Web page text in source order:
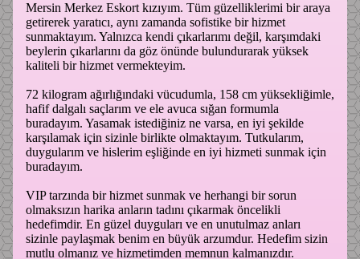
Mersin Merkez Eskort kızıyım. Tüm güzelliklerimi bir araya
getirerek yaratıcı, aynı zamanda sofistike bir hizmet
sunmaktayım. Yalnızca kendi çıkarlarımı değil, karşımdaki
beylerin çıkarlarını da göz önünde bulundurarak yüksek
kaliteli bir hizmet vermekteyim.
72 kilogram ağırlığındaki vücudumla, 158 cm yüksekliğimle,
hafif dalgalı saçlarım ve ele avuca sığan formumla
buradayım. Yasamak istediğiniz ne varsa, en iyi şekilde
karşılamak için sizinle birlikte olmaktayım. Tutkularım,
duygularım ve hislerim eşliğinde en iyi hizmeti sunmak için
buradayım.
VIP tarzında bir hizmet sunmak ve herhangi bir sorun
olmaksızın harika anların tadını çıkarmak öncelikli
hedefimdir. En güzel duyguları ve en unutulmaz anları
sizinle paylaşmak benim en büyük arzumdur. Hedefim sizin
mutlu olmanız ve hizmetimden memnun kalmanızdır.